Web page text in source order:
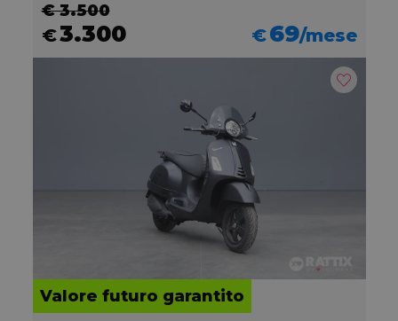
€ 3.500
€3.300 €69/mese
Valore futuro garantito